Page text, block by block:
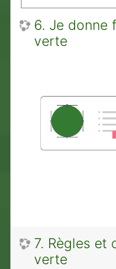
6. Je donne
verte
7. Règles et
verte